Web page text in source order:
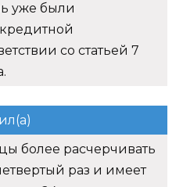
уже были
со статьей 7
более расчерчивать
раз и имеет